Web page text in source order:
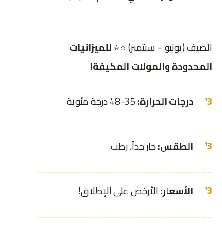
الصيف (يونيو – سبتمبر) ⭐⭐للميزانيات
المحدودة والمولات المكيفة!
درجات الحرارة:
الطقس:حار جداً، رطب
الأسعار:الأرخص على الإطلاق!